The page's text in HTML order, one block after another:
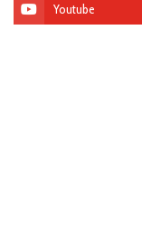
Youtube